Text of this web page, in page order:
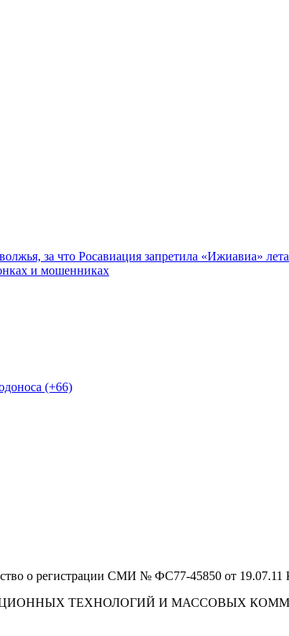
за что Росавиация запретила «Ижиавиа»
и мошенниках
(+66)
о регистрации СМИ № ФС77-45850 от
ТЕХНОЛОГИЙ И МАССОВЫХ